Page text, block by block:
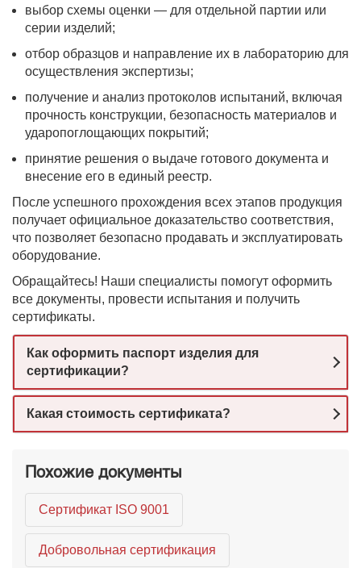
выбор схемы оценки — для отдельной партии или
серии изделий;
отбор образцов и направление их в лабораторию для
осуществления экспертизы;
получение и анализ протоколов испытаний, включая
прочность конструкции, безопасность материалов и
ударопоглощающих покрытий;
принятие решения о выдаче готового документа и
внесение его в единый реестр.
После успешного прохождения всех этапов продукция
получает официальное доказательство соответствия,
что позволяет безопасно продавать и эксплуатировать
оборудование.
Обращайтесь! Наши специалисты помогут оформить
все документы, провести испытания и получить
сертификаты.
Как оформить паспорт изделия для
сертификации?
Какая стоимость сертификата?
Похожие документы
Сертификат ISO 9001
Добровольная сертификация